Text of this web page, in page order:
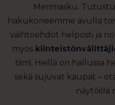
Merimasku.
hakukoneemme avulla
vaihtoehdot helposti ja
myös
tiimi. Heillä on hallussa
sekä sujuvat kaupat –
näytöillä